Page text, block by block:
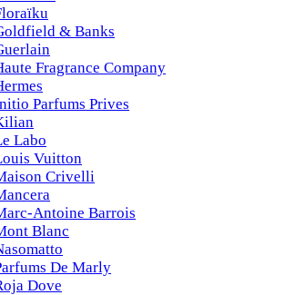
& Banks
Fragrance Company
Parfums Prives
Labo
Vuitton
Crivelli
Antoine Barrois
Blanc
De Marly
Dove